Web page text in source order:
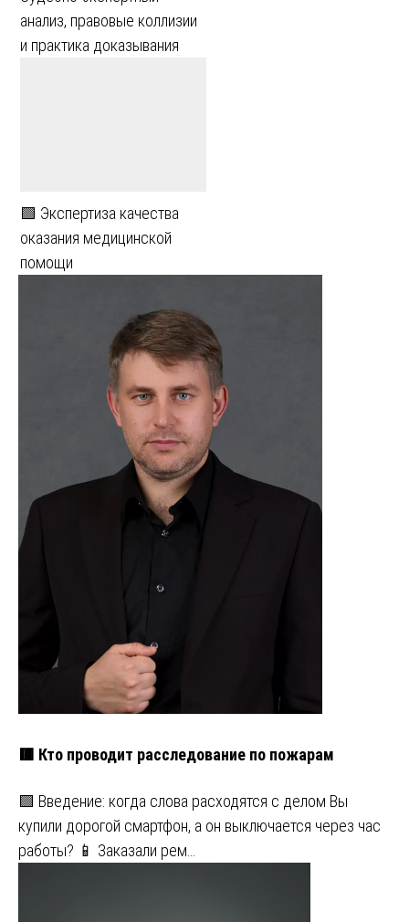
анализ, правовые коллизии
и практика доказывания
🟩 Экспертиза качества
оказания медицинской
помощи
🟥 Кто проводит расследование по пожарам
🟩 Введение: когда слова расходятся с делом Вы
купили дорогой смартфон, а он выключается через час
работы? 📱 Заказали рем…